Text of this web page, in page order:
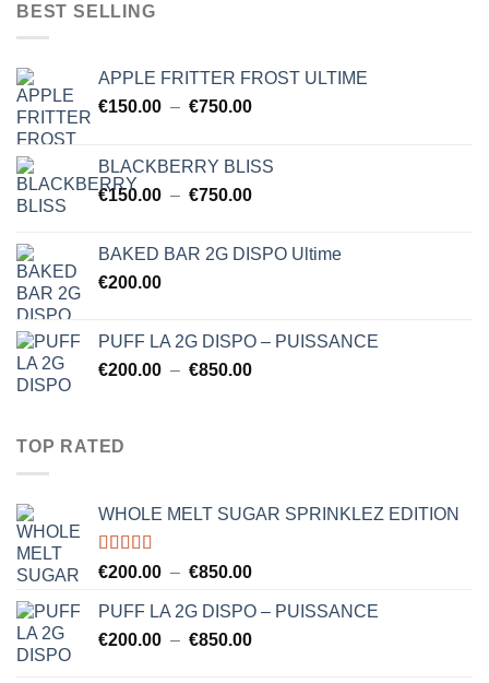
BEST SELLING
APPLE FRITTER FROST ULTIME
€150.00 – €750.00Plage
€150.00
à
BLACKBERRY BLISS
€150.00 – €750.00Plage
€150.00
BAKED BAR 2G DISPO Ultime
€200.00
PUFF LA 2G DISPO – PUISSANCE
€200.00 – €850.00Plage
TOP RATED
WHOLE MELT SUGAR SPRINKLEZ EDITION
Note5.00
€200.00 – €850.00Plage
prix :
€200.00
PUFF LA 2G DISPO – PUISSANCE
€200.00 – €850.00Plage